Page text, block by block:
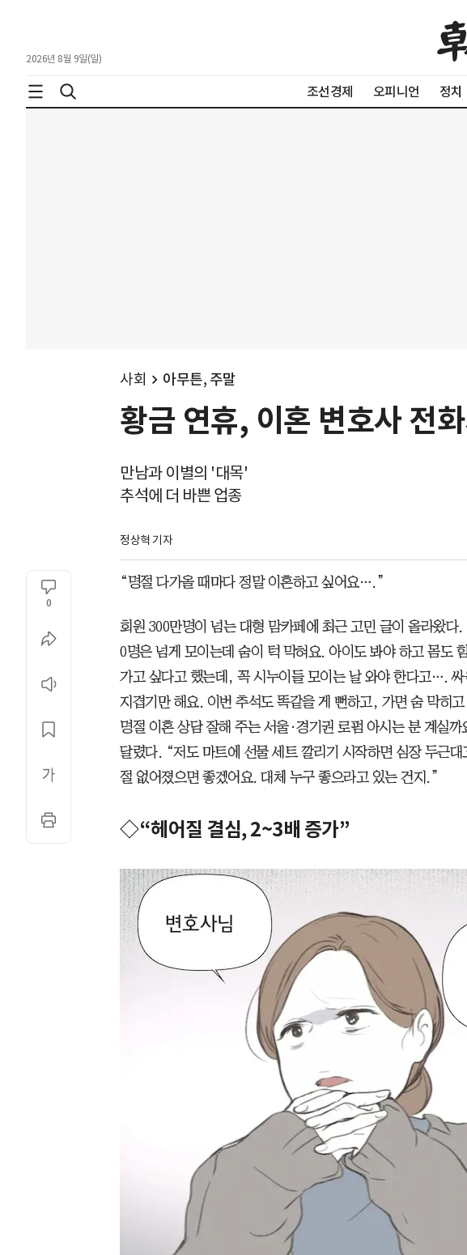
2026년 8월 9일(일)
조선경제 오피니언 정치
사회 아무튼, 주말
황금 연휴, 이혼 변호사 전
만남과 이별의 '대목'
추석에 더 바쁜 업종
정상혁 기자
0
“명절 다가올 때마다 정말 이혼하고 싶어요….”
회원 300만명이 넘는 대형 맘카페에 최근 고민 글이 올라왔다
0명은 넘게 모이는데 숨이 턱 막혀요. 아이도 봐야 하고 몸도
가고 싶다고 했는데, 꼭 시누이들 모이는 날 와야 한다고….
지겹기만 해요. 이번 추석도 똑같을 게 뻔하고, 가면 숨 막히
명절 이혼 상담 잘해 주는 서울·경기권 로펌 아시는 분 계실까
달렸다. “저도 마트에 선물 세트 깔리기 시작하면 심장 두근
절 없어졌으면 좋겠어요. 대체 누구 좋으라고 있는 건지.”
◇“헤어질 결심, 2~3배 증가”